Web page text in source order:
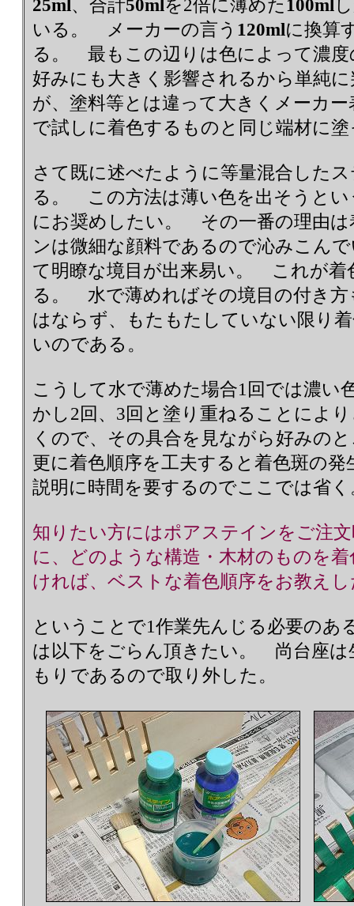
25ml 、合計50ml を2倍に薄めた 100ml
いる。 メーカーの言う 120mlに換算
る。 最もこの辺りは色によって濃度
好みにも大きく影響されるから単純
が、塗料等とは違って大きくメーカ
で試しに着色するものと同じ端材に
さて既に述べたように等量混合した
る。 この方法は薄い色を出そうとい
にお奨めしたい。 その一番の理由
ンは微細な顔料であるので沁みこん
て明瞭な境目が出来易い。 これが着
る。 水で薄めればその境目の付き
はならず、もたもたしていない限り
いのである。
こうして水で薄めた場合1回では濃
かし2回、3回と塗り重ねることによ
くので、その具合を見ながら好み
更に着色順序を工夫すると着色斑の
説明に時間を要するのでここでは省く
知りたい方にはポアステインをご注
に、どのような構造・木材のものを
ければ、ベストな着色順序をお教え
ということで1作業先んじる必要のあ
は以下をごらん頂きたい。 尚台座は
もりであるので取り外した。